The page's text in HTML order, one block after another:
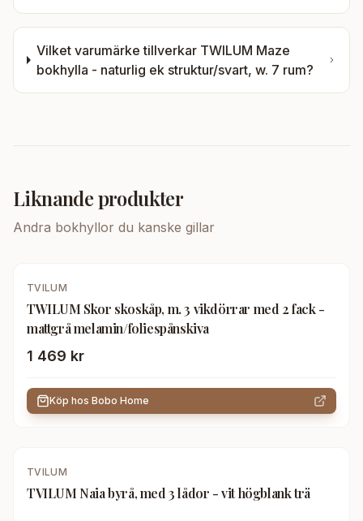
Vilket varumärke tillverkar TWILUM Maze
bokhylla - naturlig ek struktur/svart, w. 7 rum?
Liknande produkter
Andra bokhyllor du kanske gillar
TVILUM
TWILUM Skor skoskåp, m. 3 vikdörrar med 2 fack -
mattgrå melamin/foliespånskiva
1 469 kr
Köp hos Bobo Home
TVILUM
TVILUM Naia byrå, med 3 lådor - vit högblank trä